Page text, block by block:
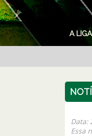
A LIGA
Data:
Essa